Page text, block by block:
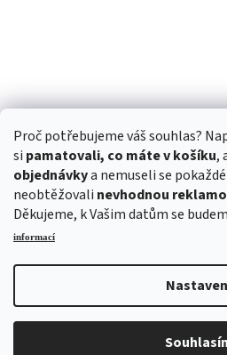
Proč potřebujeme váš souhlas?
si pamatovali, co máte v košíku,
objednávkya nemuseli se
neobtěžovali nevhodnou
Děkujeme, k Vašim datům se
informací
Vytvořil
. Všechna práva